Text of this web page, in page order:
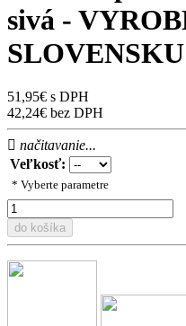
sivá -
SLOVENSKU
51,95€ s DPH
42,24€ bez DPH
načitavanie...
Veľkosť:
* Vyberte parametre
do košíka